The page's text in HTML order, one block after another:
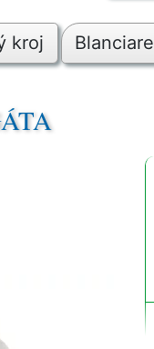
kroj Blanciare
odevu, ale
bola
materiálom a
výšivkou a
čipkovaním a
s červeným